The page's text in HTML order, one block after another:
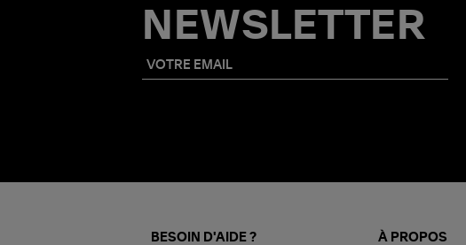
NEWSLETTER
BESOIN D'AIDE ? À PROPOS